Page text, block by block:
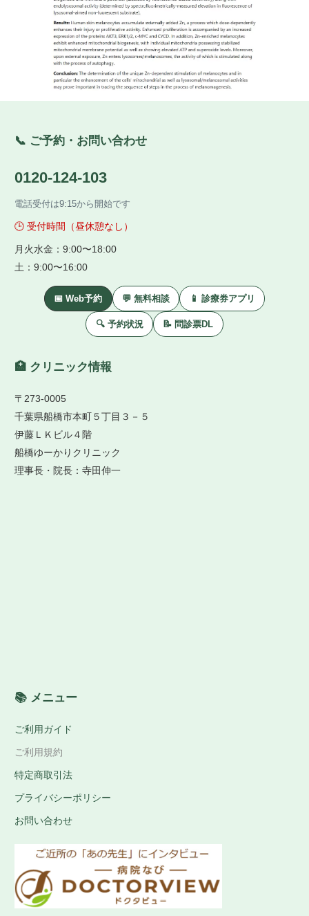
📞 ご予約・お問い合わせ
0120-124-103
電話受付は9:15から開始です
🕒 受付時間（昼休憩なし）
月火水金：9:00〜18:00
土：9:00〜16:00
📅 Web予約 💬 無料相談 📱 診療券アプリ
🔍 予約状況 📝 問診票DL
🏥 クリニック情報
〒273-0005
千葉県船橋市本町５丁目３－５
伊藤ＬＫビル４階
船橋ゆーかりクリニック
理事長・院長：寺田伸一
📚 メニュー
ご利用ガイド
ご利用規約
特定商取引法
プライバシーポリシー
お問い合わせ